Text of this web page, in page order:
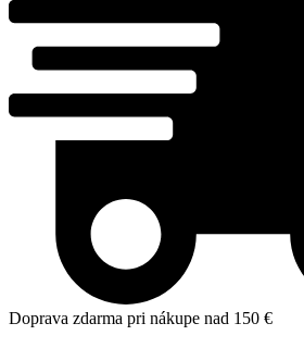
Doprava zdarma pri nákupe nad 150 €